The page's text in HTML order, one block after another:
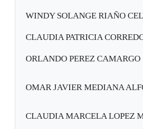
WINDY SOLANGE RIAÑO
CLAUDIA PATRICIA
ORLANDO PEREZ CAMARGO
OMAR JAVIER MEDIANA
CLAUDIA MARCELA LOPEZ